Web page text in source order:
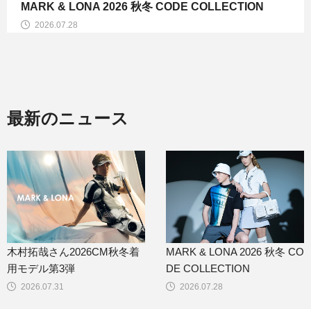
2026.07.28
MARK & LONA 2026 秋冬 CODE COLLECTION
最新のニュース
2026.07.31
木村拓哉さん2026CM秋冬着
用モデル第3弾
2026.07.28
MARK & LONA 2026 秋冬 CO
DE COLLECTION